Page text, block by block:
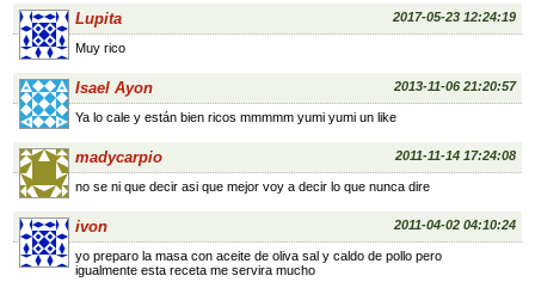
Lupita 2017-05-23 12:24:19
Muy rico
Isael Ayon 2013-11-06 21:20:57
Ya lo cale y están bien ricos mmmmm yumi yumi un like
madycarpio 2011-11-14 17:24:08
no se ni que decir asi que mejor voy a decir lo que nunca dire
ivon 2011-04-02 04:10:24
yo preparo la masa con aceite de oliva sal y caldo de pollo pero
igualmente esta receta me servira mucho